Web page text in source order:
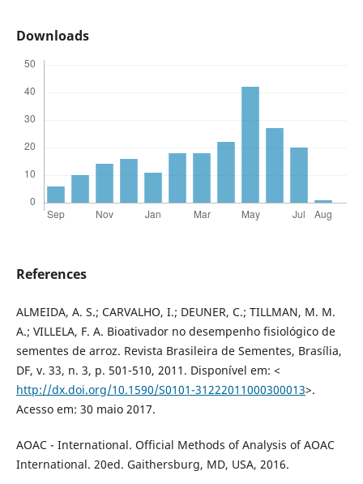
Downloads
References
ALMEIDA, A. S.; CARVALHO, I.; DEUNER, C.; TILLMAN, M. M.
A.; VILLELA, F. A. Bioativador no desempenho fisiológico de
sementes de arroz. Revista Brasileira de Sementes, Brasília,
DF, v. 33, n. 3, p. 501-510, 2011. Disponível em: <
http://dx.doi.org/10.1590/S0101-31222011000300013>.
Acesso em: 30 maio 2017.
AOAC - International. Official Methods of Analysis of AOAC
International. 20ed. Gaithersburg, MD, USA, 2016.